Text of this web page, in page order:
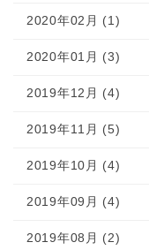
2020年02月 (1)
2020年01月 (3)
2019年12月 (4)
2019年11月 (5)
2019年10月 (4)
2019年09月 (4)
2019年08月 (2)